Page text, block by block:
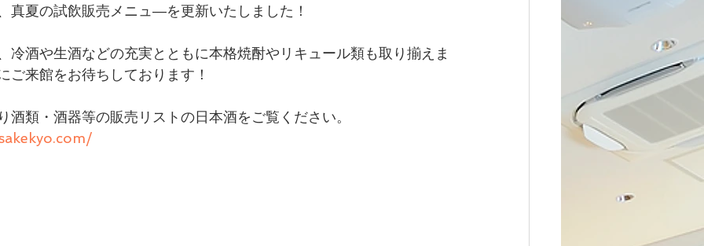
真夏の試飲販売メニュ―を更新いたしました！
冷酒や生酒などの充実とともに本格焼酎やリキュール類も取り揃えま
ご来館をお待ちしております！
酒類・酒器等の販売リストの日本酒をご覧ください。